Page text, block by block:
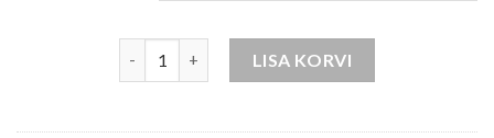
LISA KORVI